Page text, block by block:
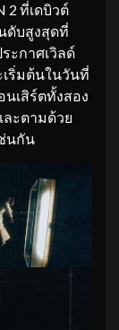
2 ที่เดบิวต์
ดับสูงสุดที่
ะกาศเวิลด์
เริ่มต้นในวันที่
เสิร์ตทั้งสอง
ละตามด้วย
นกัน